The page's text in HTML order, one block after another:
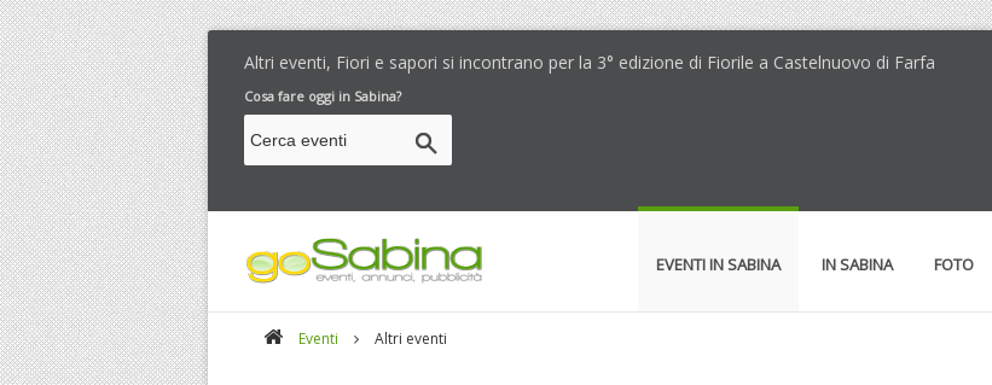
Altri eventi, Fiori e sapori si incontrano per la 3° edizione di Fiorile a Castelnuovo di Farfa
Cosa fare oggi in Sabina?
EVENTI IN SABINA IN SABINA FOTO
Eventi Altri eventi